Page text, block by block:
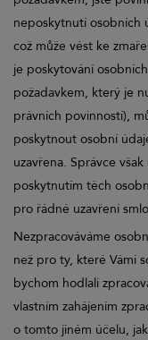
neposkytnutí osobních
což může vést ke
je poskytování
požadavkem, který je
právních povinností),
poskytnout osobní
uzavřena. Správce
poskytnutím těch
pro řádné uzavření
Nezpracováváme
než pro ty, které Vámi
bychom hodlali
vlastním zahájením
o tomto jiném účelu,